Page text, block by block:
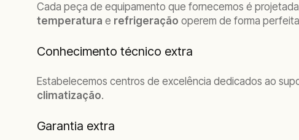
Cada peça de equipamento que fornecemos é
temperatura e refrigeração operem de forma
Conhecimento técnico extra
Estabelecemos centros de excelência dedicados ao
climatização.
Garantia extra